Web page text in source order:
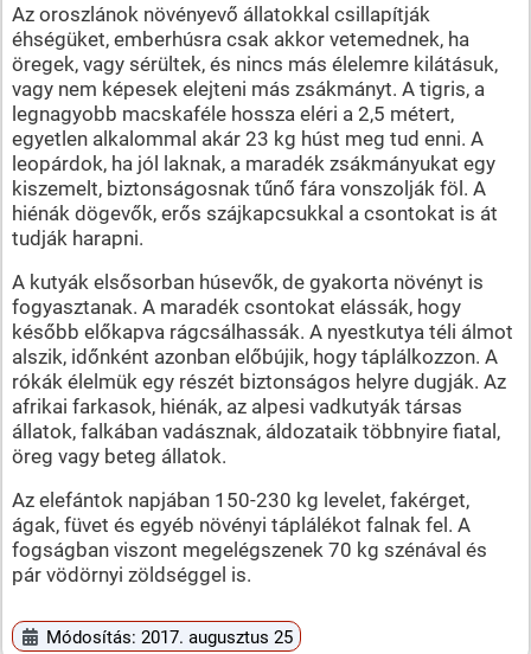
Az oroszlánok növényevő állatokkal csillapítják
éhségüket, emberhúsra csak akkor vetemednek, ha
öregek, vagy sérültek, és nincs más élelemre kilátásuk,
vagy nem képesek elejteni más zsákmányt. A tigris, a
legnagyobb macskaféle hossza eléri a 2,5 métert,
egyetlen alkalommal akár 23 kg húst meg tud enni. A
leopárdok, ha jól laknak, a maradék zsákmányukat egy
kiszemelt, biztonságosnak tűnő fára vonszolják föl. A
hiénák dögevők, erős szájkapcsukkal a csontokat is át
tudják harapni.
A kutyák elsősorban húsevők, de gyakorta növényt is
fogyasztanak. A maradék csontokat elássák, hogy
később előkapva rágcsálhassák. A nyestkutya téli álmot
alszik, időnként azonban előbújik, hogy táplálkozzon. A
rókák élelmük egy részét biztonságos helyre dugják. Az
afrikai farkasok, hiénák, az alpesi vadkutyák társas
állatok, falkában vadásznak, áldozataik többnyire fiatal,
öreg vagy beteg állatok.
Az elefántok napjában 150-230 kg levelet, fakérget,
ágak, füvet és egyéb növényi táplálékot falnak fel. A
fogságban viszont megelégszenek 70 kg szénával és
pár vödörnyi zöldséggel is.
Módosítás: 2017. augusztus 25